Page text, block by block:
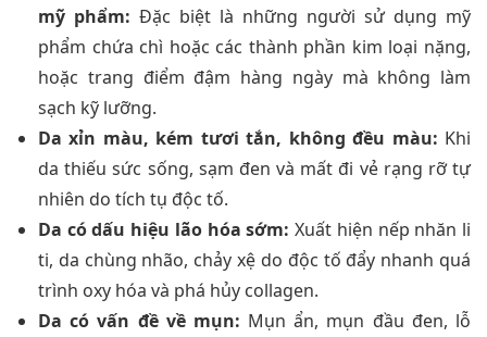
mỹ phẩm: Đặc biệt là những người sử dụng mỹ
phẩm chứa chì hoặc các thành phần kim loại nặng,
hoặc trang điểm đậm hàng ngày mà không làm
sạch kỹ lưỡng.
Da xỉn màu, kém tươi tắn, không đều màu: Khi
da thiếu sức sống, sạm đen và mất đi vẻ rạng rỡ tự
nhiên do tích tụ độc tố.
Da có dấu hiệu lão hóa sớm: Xuất hiện nếp nhăn li
ti, da chùng nhão, chảy xệ do độc tố đẩy nhanh quá
trình oxy hóa và phá hủy collagen.
Da có vấn đề về mụn: Mụn ẩn, mụn đầu đen, lỗ